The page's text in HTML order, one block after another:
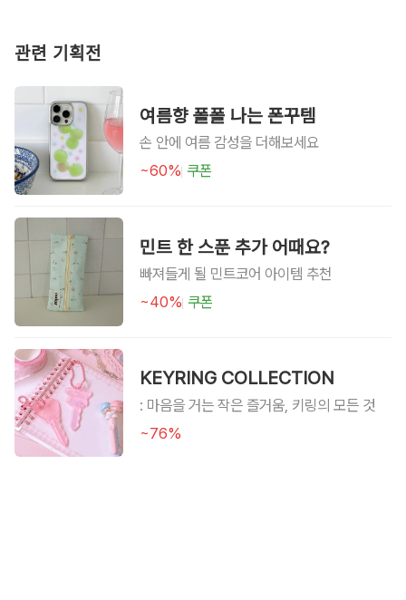
관련 기획전
여름향 폴폴 나는 폰꾸템
손 안에 여름 감성을 더해보세요
~60% 쿠폰
민트 한 스푼 추가 어때요?
빠져들게 될 민트코어 아이템 추천
~40% 쿠폰
KEYRING COLLECTION
: 마음을 거는 작은 즐거움, 키링의 모든 것
~76%